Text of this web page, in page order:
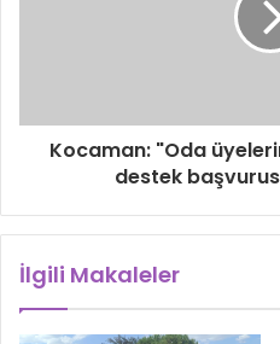
Kocaman: "Oda
destek
İlgili Makaleler